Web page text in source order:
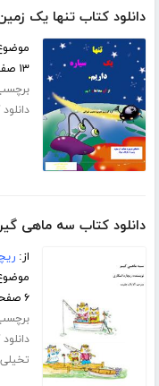
دانلود کتاب تنها یک
۱۳ صفحه
دانلود کتاب سه ماهی
از:
۶ صفحه